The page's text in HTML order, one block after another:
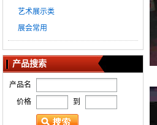
艺术展示类
展会常用
产品搜索
产品名
价格
到